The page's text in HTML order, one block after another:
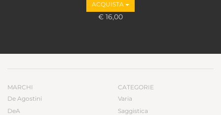
ACQUISTA
€ 16,00
MARCHI
De Agostini
DeA
CATEGORIE
Varia
Saggistica